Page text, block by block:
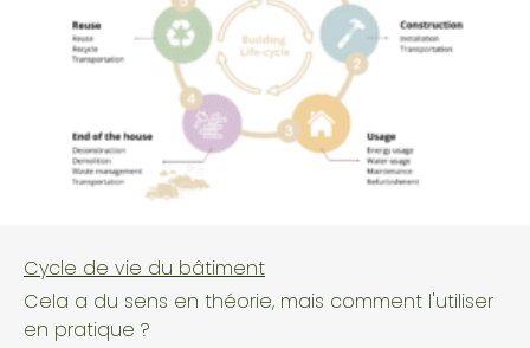
Cycle de vie du bâtiment
Cela a du sens en théorie, mais comment l'utiliser
en pratique ?